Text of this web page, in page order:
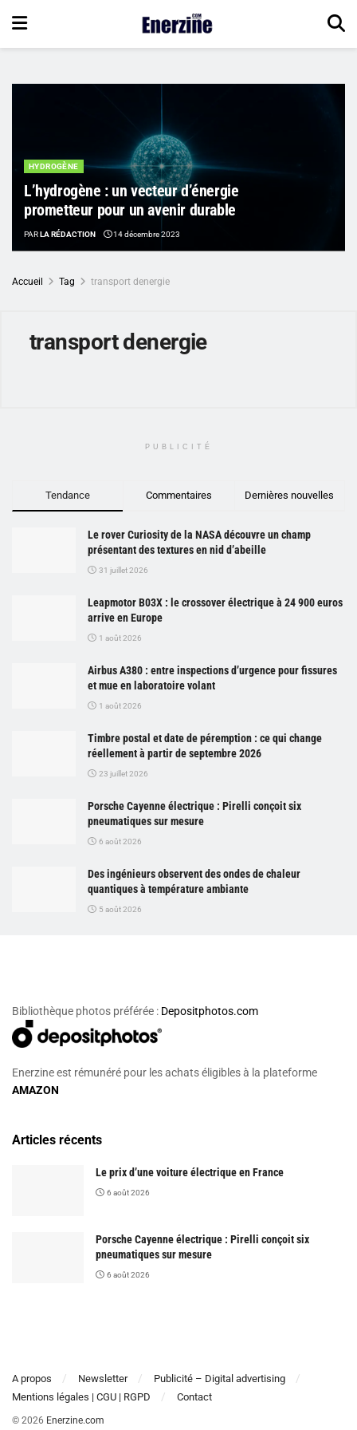
HYDROGÈNE
L’hydrogène : un vecteur d’énergie
prometteur pour un avenir durable
PARLA RÉDACTION 14 décembre 2023
Accueil Tag transport denergie
transport denergie
PUBLICITÉ
Tendance Commentaires Dernières nouvelles
Le rover Curiosity de la NASA découvre un champ
présentant des textures en nid d’abeille
31 juillet 2026
Leapmotor B03X : le crossover électrique à 24 900 euros
arrive en Europe
1 août 2026
Airbus A380 : entre inspections d’urgence pour fissures
et mue en laboratoire volant
1 août 2026
Timbre postal et date de péremption : ce qui change
réellement à partir de septembre 2026
23 juillet 2026
Porsche Cayenne électrique : Pirelli conçoit six
pneumatiques sur mesure
6 août 2026
Des ingénieurs observent des ondes de chaleur
quantiques à température ambiante
5 août 2026
Bibliothèque photos préférée : Depositphotos.com
Enerzine est rémunéré pour les achats éligibles à la plateforme
AMAZON
Articles récents
Le prix d’une voiture électrique en France
6 août 2026
Porsche Cayenne électrique : Pirelli conçoit six
pneumatiques sur mesure
6 août 2026
A propos Newsletter
Publicité – Digital advertising
Mentions légales | CGU | RGPD
Contact
© 2026 Enerzine.com